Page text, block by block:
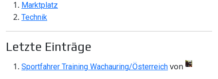
Marktplatz
Technik
Letzte Einträge
Sportfahrer Training Wachauring/Österreich von